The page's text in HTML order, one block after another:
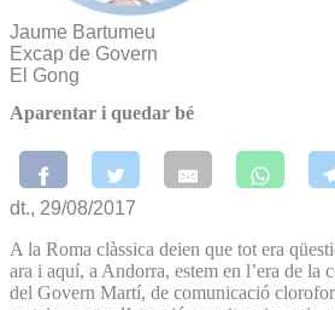
Jaume Bartumeu
Excap de Govern
El Gong
Aparentar i quedar bé
dt., 29/08/2017
A la Roma clàssica deien que tot era
ara i aquí, a Andorra, estem en l’era de la
del Govern Martí, de comunicació